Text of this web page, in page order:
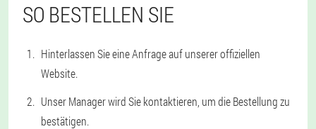
SO BESTELLEN SIE
Hinterlassen Sie eine Anfrage auf unserer offiziellen
Website.
Unser Manager wird Sie kontaktieren, um die Bestellung zu
bestätigen.